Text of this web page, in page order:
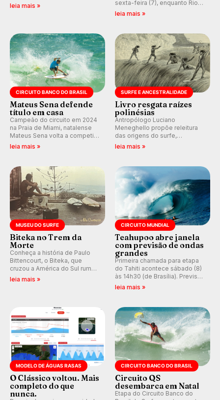
melhores surfistas do mundo.
leia mais »
sexta-feira (7), enquanto Rio
de Janeiro também recebe
km/h em Itanhaém.
leia mais »
CIRCUITO BANCO DO BRASIL
Mateus Sena defende
título em casa
Campeão do circuito em 2024
na Praia de Miami, natalense
Mateus Sena volta a competir
em casa em busca de manter a
leia mais »
SURFE E ANCESTRALIDADE
Livro resgata raízes
polinésias
Antropólogo Luciano
Meneghello propõe releitura
das origens do surfe,
resgatando a cultura polinésia
prática em esporte e indústria.
leia mais »
MUSEU DO SURFE
Biteka no Trem da
Morte
Conheça a história de Paulo
Bittencourt, o Biteka, que
cruzou a América do Sul rumo
ao Pacífico em uma jornada
leia mais »
CIRCUITO MUNDIAL
Teahupoo abre janela
com previsão de ondas
grandes
Primeira chamada para etapa
do Tahiti acontece sábado (8)
às 14h30 (de Brasília). Previsão
indica swell consistente.
Kelly Slater convidado.
leia mais »
MODELO DE ÁGUAS RASAS
O Clássico voltou. Mais
completo do que
nunca.
CIRCUITO BANCO DO BRASIL
Circuito QS
desembarca em Natal
Etapa do Circuito Banco do